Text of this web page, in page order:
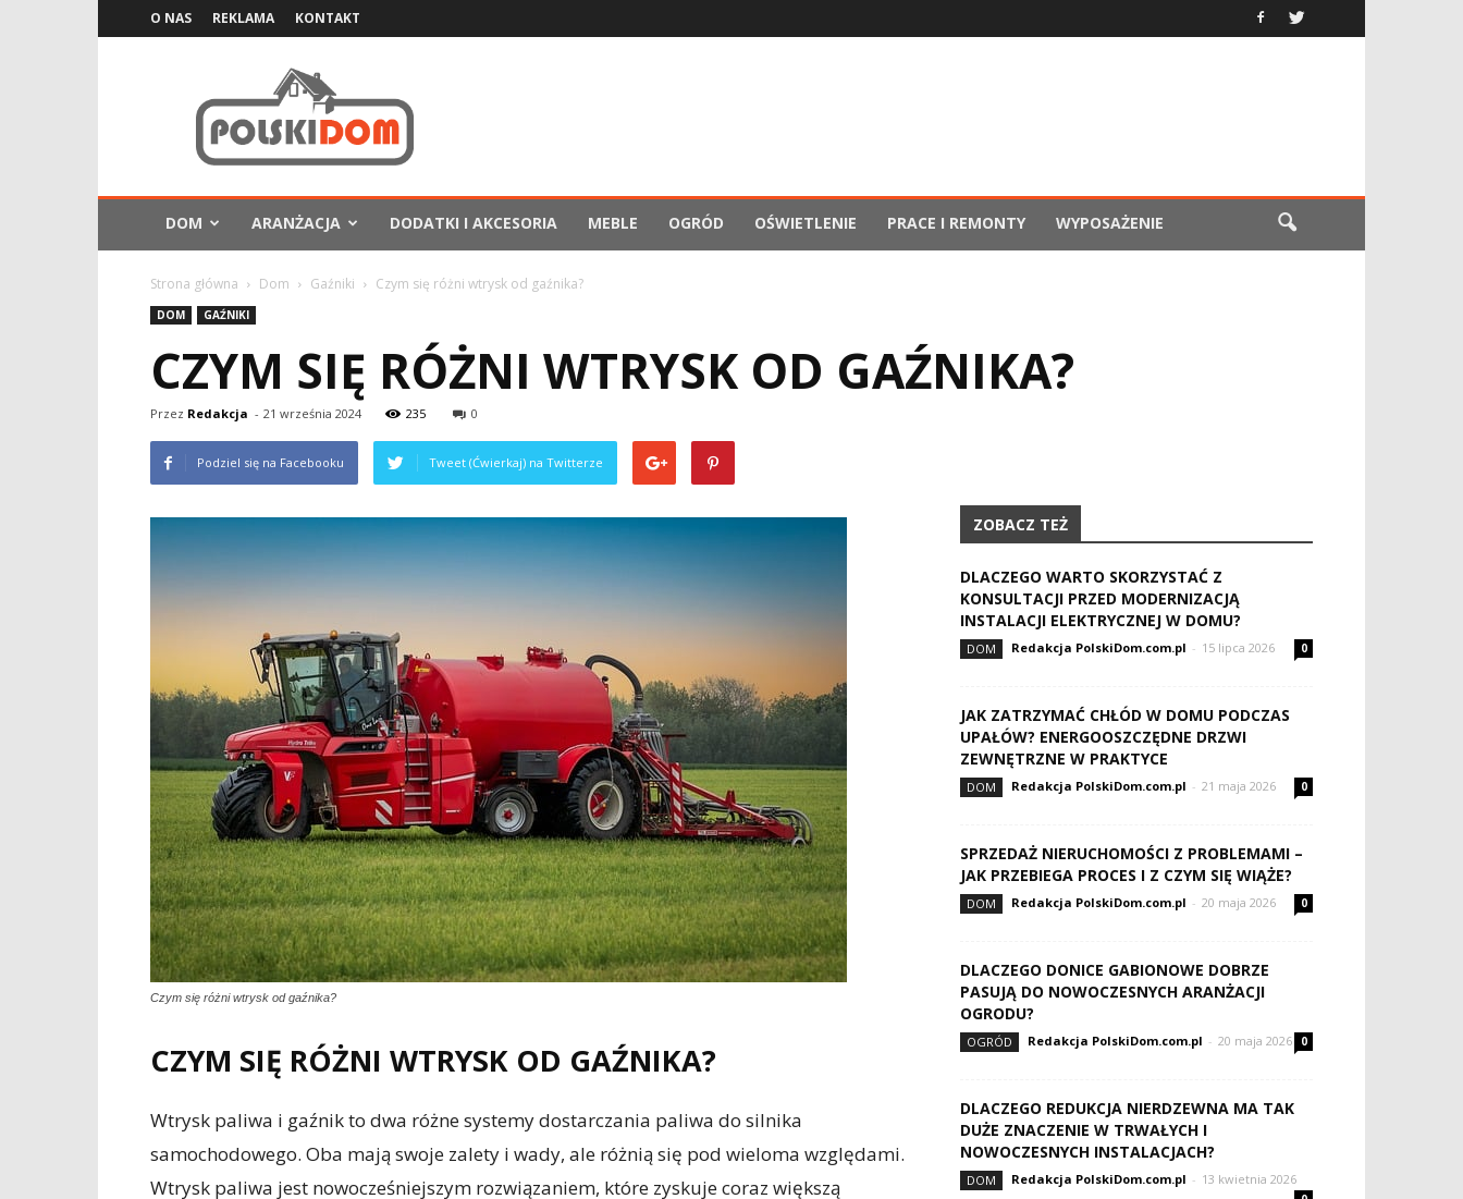
O NAS REKLAMA KONTAKT
DOM ARANŻACJA DODATKI I AKCESORIA MEBLE OGRÓD OŚWIETLENIE PRACE I REMONTY WYPOSAŻENIE
Strona główna Dom Gaźniki Czym się różni wtrysk od gaźnika?
DOM GAŹNIKI
CZYM SIĘ RÓŻNI WTRYSK OD GAŹNIKA?
Przez Redakcja - 21 września 2024 235 0
Podziel się na Facebooku Tweet (Ćwierkaj) na Twitterze
Czym się różni wtrysk od gaźnika?
CZYM SIĘ RÓŻNI WTRYSK OD GAŹNIKA?
Wtrysk paliwa i gaźnik to dwa różne systemy dostarczania paliwa do silnika
samochodowego. Oba mają swoje zalety i wady, ale różnią się pod wieloma względami.
Wtrysk paliwa jest nowocześniejszym rozwiązaniem, które zyskuje coraz większą
ZOBACZ TEŻ
DLACZEGO WARTO SKORZYSTAĆ Z
KONSULTACJI PRZED MODERNIZACJĄ
INSTALACJI ELEKTRYCZNEJ W DOMU?
DOM Redakcja PolskiDom.com.pl - 15 lipca 2026 0
JAK ZATRZYMAĆ CHŁÓD W DOMU PODCZAS
UPAŁÓW? ENERGOOSZCZĘDNE DRZWI
ZEWNĘTRZNE W PRAKTYCE
DOM Redakcja PolskiDom.com.pl - 21 maja 2026 0
SPRZEDAŻ NIERUCHOMOŚCI Z PROBLEMAMI –
JAK PRZEBIEGA PROCES I Z CZYM SIĘ WIĄŻE?
DOM Redakcja PolskiDom.com.pl - 20 maja 2026 0
DLACZEGO DONICE GABIONOWE DOBRZE
PASUJĄ DO NOWOCZESNYCH ARANŻACJI
OGRODU?
OGRÓD Redakcja PolskiDom.com.pl - 20 maja 2026 0
DLACZEGO REDUKCJA NIERDZEWNA MA TAK
DUŻE ZNACZENIE W TRWAŁYCH I
NOWOCZESNYCH INSTALACJACH?
DOM Redakcja PolskiDom.com.pl - 13 kwietnia 2026